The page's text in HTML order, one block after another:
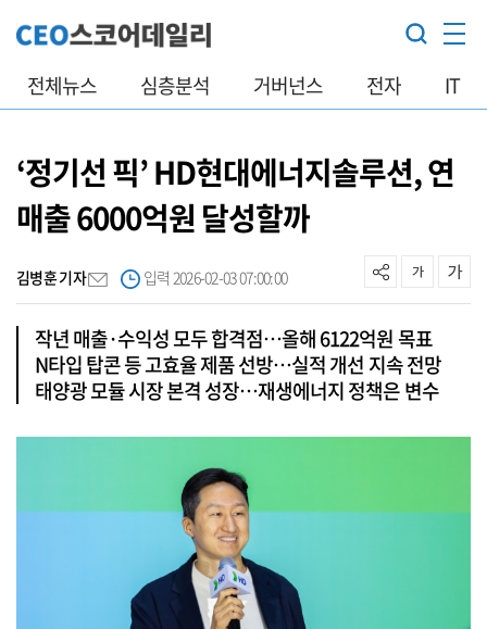
전체뉴스 심층분석 거버넌스 전자 IT
‘정기선 픽’ HD현대에너지솔루션, 연
매출 6000억원 달성할까
김병훈 기자 입력 2026-02-03 07:00:00
작년 매출·수익성 모두 합격점…올해 6122억원 목표
N타입 탑콘 등 고효율 제품 선방…실적 개선 지속 전망
태양광 모듈 시장 본격 성장…재생에너지 정책은 변수